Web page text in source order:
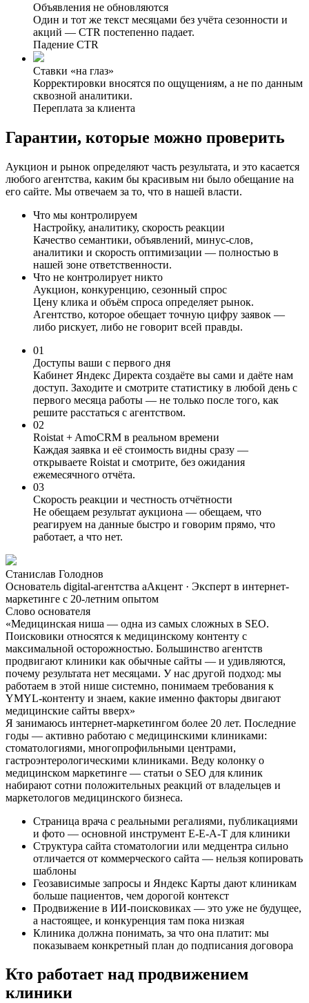
Объявления не обновляются
Один и тот же текст месяцами без учёта сезонности и
акций — CTR постепенно падает.
Падение CTR
Ставки «на глаз»
Корректировки вносятся по ощущениям, а не по данным
сквозной аналитики.
Переплата за клиента
Гарантии, которые можно проверить
Аукцион и рынок определяют часть результата, и это касается
любого агентства, каким бы красивым ни было обещание на
его сайте. Мы отвечаем за то, что в нашей власти.
Что мы контролируем
Настройку, аналитику, скорость реакции
Качество семантики, объявлений, минус-слов,
аналитики и скорость оптимизации — полностью в
нашей зоне ответственности.
Что не контролирует никто
Аукцион, конкуренцию, сезонный спрос
Цену клика и объём спроса определяет рынок.
Агентство, которое обещает точную цифру заявок —
либо рискует, либо не говорит всей правды.
01
Доступы ваши с первого дня
Кабинет Яндекс Директа создаёте вы сами и даёте нам
доступ. Заходите и смотрите статистику в любой день с
первого месяца работы — не только после того, как
решите расстаться с агентством.
02
Roistat + AmoCRM в реальном времени
Каждая заявка и её стоимость видны сразу —
открываете Roistat и смотрите, без ожидания
ежемесячного отчёта.
03
Скорость реакции и честность отчётности
Не обещаем результат аукциона — обещаем, что
реагируем на данные быстро и говорим прямо, что
работает, а что нет.
Станислав Голоднов
Основатель digital-агентства аАкцент · Эксперт в интернет-
маркетинге с 20-летним опытом
Слово основателя
«Медицинская ниша — одна из самых сложных в SEO.
Поисковики относятся к медицинскому контенту с
максимальной осторожностью. Большинство агентств
продвигают клиники как обычные сайты — и удивляются,
почему результата нет месяцами. У нас другой подход: мы
работаем в этой нише системно, понимаем требования к
YMYL-контенту и знаем, какие именно факторы двигают
медицинские сайты вверх»
Я занимаюсь интернет-маркетингом более 20 лет. Последние
годы — активно работаю с медицинскими клиниками:
стоматологиями, многопрофильными центрами,
гастроэнтерологическими клиниками. Веду колонку о
медицинском маркетинге — статьи о SEO для клиник
набирают сотни положительных реакций от владельцев и
маркетологов медицинского бизнеса.
Страница врача с реальными регалиями, публикациями
и фото — основной инструмент E-E-A-T для клиники
Структура сайта стоматологии или медцентра сильно
отличается от коммерческого сайта — нельзя копировать
шаблоны
Геозависимые запросы и Яндекс Карты дают клиникам
больше пациентов, чем дорогой контекст
Продвижение в ИИ-поисковиках — это уже не будущее,
а настоящее, и конкуренция там пока низкая
Клиника должна понимать, за что она платит: мы
показываем конкретный план до подписания договора
Кто работает над продвижением
клиники